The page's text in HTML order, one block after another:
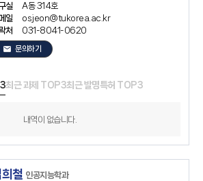
실
A동 314호
일
osjeon@tukorea.ac.kr
처
031-8041-0620
email 문의하기
최근 과제 TOP3최근 발명특허 TOP3
내역이 없습니다.
희철 인공지능학과